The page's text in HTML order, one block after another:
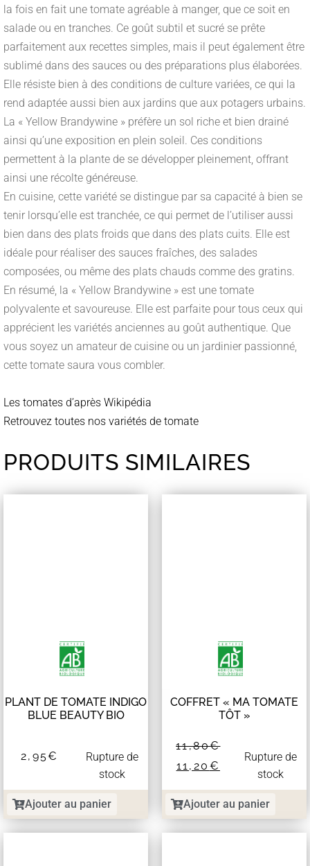
la fois en fait une tomate agréable à manger, que ce soit en
salade ou en tranches. Ce goût subtil et sucré se prête
parfaitement aux recettes simples, mais il peut également être
sublimé dans des sauces ou des préparations plus élaborées.
Elle résiste bien à des conditions de culture variées, ce qui la
rend adaptée aussi bien aux jardins que aux potagers urbains.
La « Yellow Brandywine » préfère un sol riche et bien drainé
ainsi qu’une exposition en plein soleil. Ces conditions
permettent à la plante de se développer pleinement, offrant
ainsi une récolte généreuse.
En cuisine, cette variété se distingue par sa capacité à bien se
tenir lorsqu’elle est tranchée, ce qui permet de l’utiliser aussi
bien dans des plats froids que dans des plats cuits. Elle est
idéale pour réaliser des sauces fraîches, des salades
composées, ou même des plats chauds comme des gratins.
En résumé, la « Yellow Brandywine » est une tomate
polyvalente et savoureuse. Elle est parfaite pour tous ceux qui
apprécient les variétés anciennes au goût authentique. Que
vous soyez un amateur de cuisine ou un jardinier passionné,
cette tomate saura vous combler.
Les tomates d’après Wikipédia
Retrouvez toutes nos variétés de tomate
PRODUITS SIMILAIRES
PLANT DE TOMATE INDIGO
BLUE BEAUTY BIO
2,95€
Rupture de
stock
Ajouter au panier
COFFRET « MA TOMATE
TÔT »
11,80€
11,20 €
Rupture de
stock
Ajouter au panier